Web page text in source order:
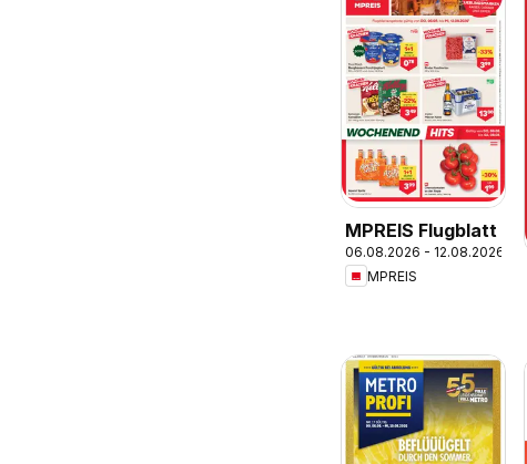
MPREIS Flugblatt
06.08.2026 - 12.08.2026
MPREIS